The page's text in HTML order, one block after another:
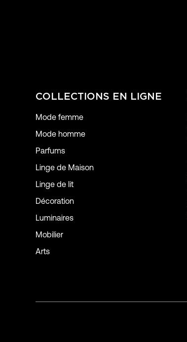
COLLECTIONS EN LIGNE
Mode femme
Mode homme
Parfums
Linge de Maison
Linge de lit
Décoration
Luminaires
Mobilier
Arts